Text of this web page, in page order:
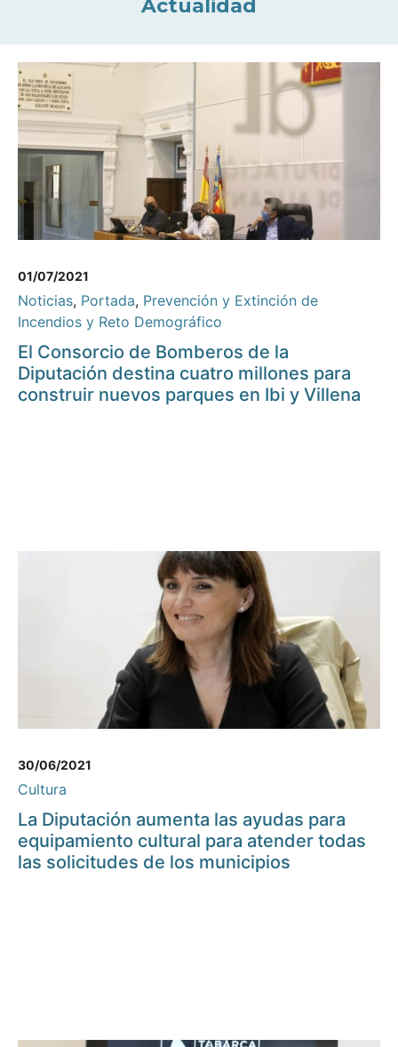
Actualidad
01/07/2021
Noticias, Portada, Prevención y Extinción de
Incendios y Reto Demográfico
El Consorcio de Bomberos de la
Diputación destina cuatro millones para
construir nuevos parques en Ibi y Villena
30/06/2021
Cultura
La Diputación aumenta las ayudas para
equipamiento cultural para atender todas
las solicitudes de los municipios